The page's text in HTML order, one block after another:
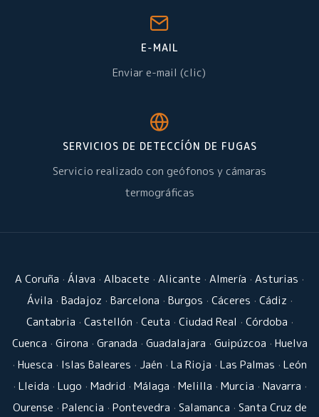
E-MAIL
Enviar e-mail (clic)
SERVICIOS DE DETECCÍÓN DE FUGAS
Servicio realizado con geófonos y cámaras
termográficas
A Coruña · Álava · Albacete · Alicante · Almería · Asturias ·
Ávila · Badajoz · Barcelona · Burgos · Cáceres · Cádiz ·
Cantabria · Castellón · Ceuta · Ciudad Real · Córdoba ·
Cuenca · Girona · Granada · Guadalajara · Guipúzcoa · Huelva
· Huesca · Islas Baleares · Jaén · La Rioja · Las Palmas · León
· Lleida · Lugo · Madrid · Málaga · Melilla · Murcia · Navarra ·
Ourense · Palencia · Pontevedra · Salamanca · Santa Cruz de